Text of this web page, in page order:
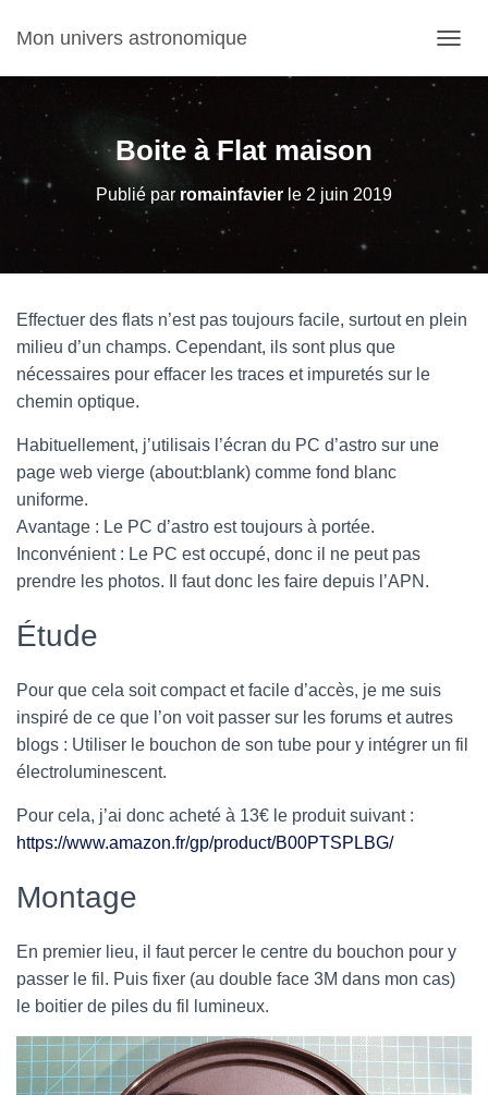
Mon univers astronomique
É
G
Boite à Flat maison
Publié par romainfavier le 2 juin 2019
Effectuer des flats n’est pas toujours facile, surtout en plein
milieu d’un champs. Cependant, ils sont plus que
nécessaires pour effacer les traces et impuretés sur le
chemin optique.
Habituellement, j’utilisais l’écran du PC d’astro sur une
page web vierge (about:blank) comme fond blanc
uniforme.
Avantage : Le PC d’astro est toujours à portée.
Inconvénient : Le PC est occupé, donc il ne peut pas
prendre les photos. Il faut donc les faire depuis l’APN.
Étude
Pour que cela soit compact et facile d’accès, je me suis
inspiré de ce que l’on voit passer sur les forums et autres
blogs : Utiliser le bouchon de son tube pour y intégrer un fil
électroluminescent.
Pour cela, j’ai donc acheté à 13€ le produit suivant :
https://www.amazon.fr/gp/product/B00PTSPLBG/
Montage
En premier lieu, il faut percer le centre du bouchon pour y
passer le fil. Puis fixer (au double face 3M dans mon cas)
le boitier de piles du fil lumineux.